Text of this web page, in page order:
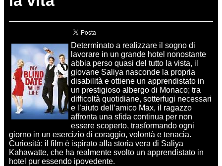
Determinato a realizzare il sogno di
lavorare in un grande hotel nonostante
abbia perso quasi del tutto la vista, il
giovane Saliya nasconde la propria
disabilità e ottiene un apprendistato in
un prestigioso albergo di Monaco; tra
difficoltà quotidiane, sotterfugi necessari
e l’aiuto dell’amico Max, il ragazzo
affronta una sfida continua per non
essere scoperto, trasformando ogni
giorno in un esercizio di coraggio, volontà e tenacia.
Curiosità: il film è ispirato alla storia vera di Saliya
Kahawatte, che ha realmente svolto un apprendistato in
hotel pur essendo ipovedente.